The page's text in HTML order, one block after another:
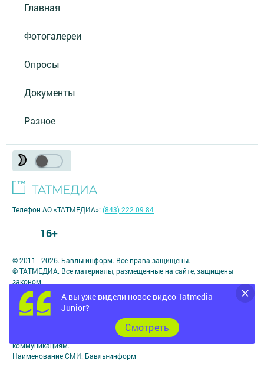
Главная
Фотогалереи
Опросы
Документы
Разное
А вы уже видели новое видео Tatmedia
Junior?
Cмотреть
© 2011 - 2026. Бавлы-информ. Все права защищены.
© ТАТМЕДИА. Все материалы, размещенные на сайте, защищены
законом.
Перепечатка, воспроизведение и распространение в любом объеме
информации,
размещенной на сайте, возможна только с письменного согласия
При поддержке Республиканского агентства по печати и массовым
коммуникациям.
Наименование СМИ: Бавлы-информ
Телефон АО «ТАТМЕДИА»:(843) 222 09 84
16+